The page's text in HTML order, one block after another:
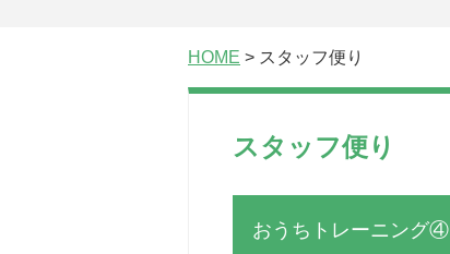
HOME > スタッフ便り
スタッフ便り
おうちトレーニング④